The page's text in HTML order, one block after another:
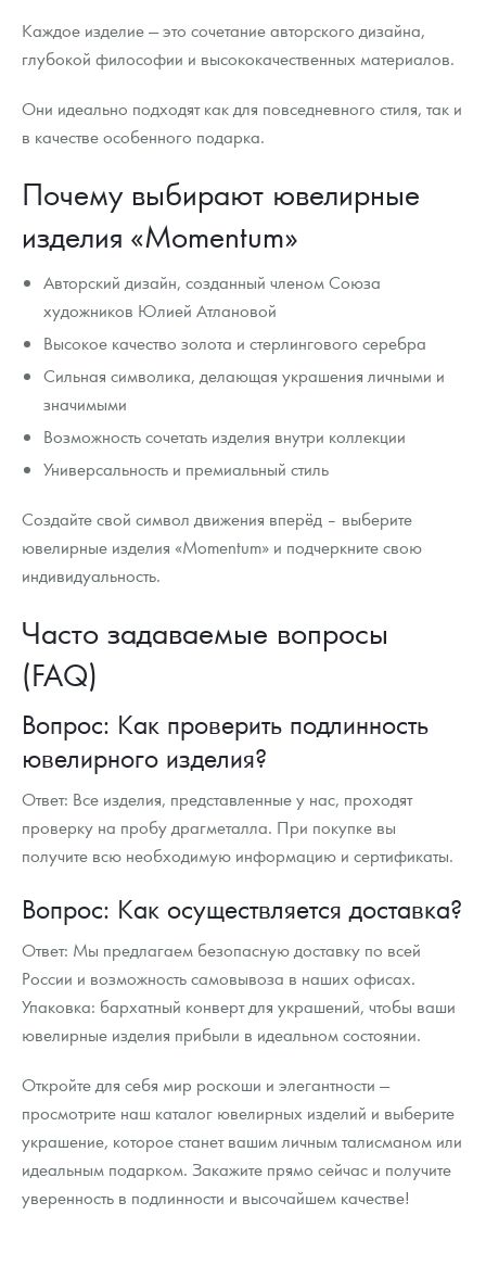
Каждое изделие — это сочетание авторского дизайна,
глубокой философии и высококачественных материалов.
Они идеально подходят как для повседневного стиля, так и
в качестве особенного подарка.
Почему выбирают ювелирные
изделия «Momentum»
Авторский дизайн, созданный членом Союза
художников Юлией Атлановой
Высокое качество золота и стерлингового серебра
Сильная символика, делающая украшения личными и
значимыми
Возможность сочетать изделия внутри коллекции
Универсальность и премиальный стиль
Создайте свой символ движения вперёд – выберите
ювелирные изделия «Momentum» и подчеркните свою
индивидуальность.
Часто задаваемые вопросы
(FAQ)
Вопрос: Как проверить подлинность
ювелирного изделия?
Ответ: Все изделия, представленные у нас, проходят
проверку на пробу драгметалла. При покупке вы
получите всю необходимую информацию и сертификаты.
Вопрос: Как осуществляется доставка?
Ответ: Мы предлагаем безопасную доставку по всей
России и возможность самовывоза в наших офисах.
Упаковка: бархатный конверт для украшений, чтобы ваши
ювелирные изделия прибыли в идеальном состоянии.
Откройте для себя мир роскоши и элегантности —
просмотрите наш каталог ювелирных изделий и выберите
украшение, которое станет вашим личным талисманом или
идеальным подарком. Закажите прямо сейчас и получите
уверенность в подлинности и высочайшем качестве!